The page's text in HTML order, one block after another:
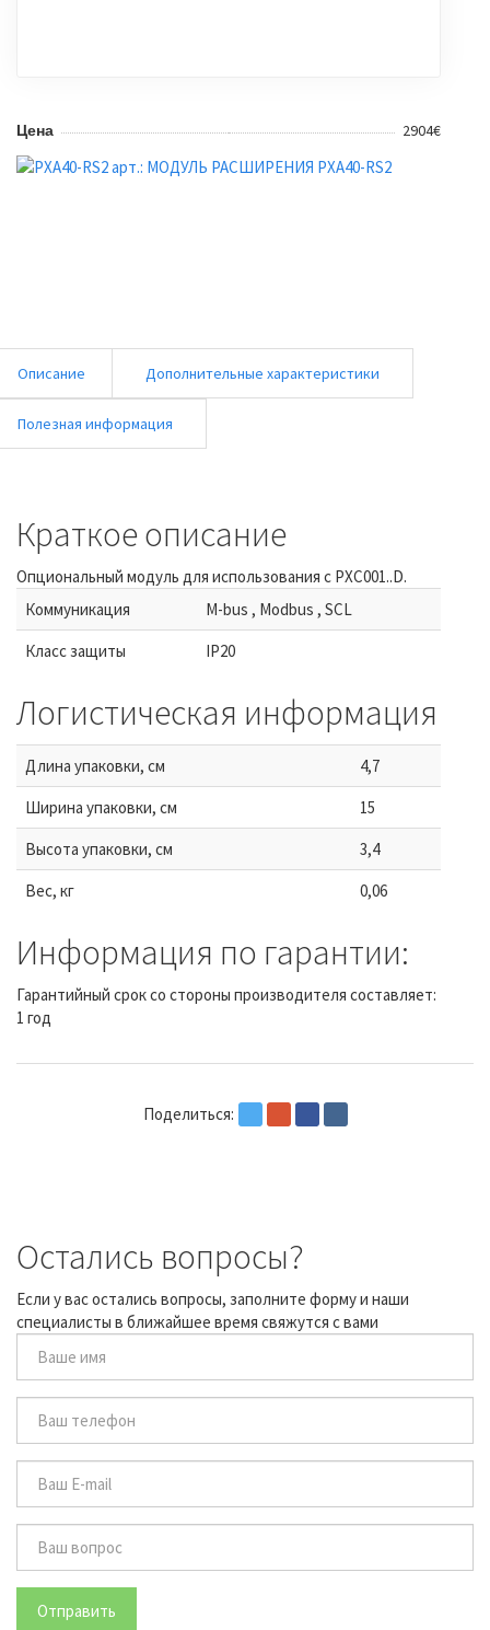
Цена 2904€
Описание Дополнительные характеристики
Полезная информация
Краткое описание
Опциональный модуль для использования с PXC001..D.
Коммуникация
M-bus , Modbus , SCL
Класс защиты
IP20
Логистическая информация
Длина упаковки, см
4,7
Ширина упаковки, см
15
Высота упаковки, см
3,4
Вес, кг
0,06
Информация по гарантии:
Гарантийный срок со стороны производителя составляет:
1 год
Поделиться:
Остались вопросы?
Если у вас остались вопросы, заполните форму и наши
специалисты в ближайшее время свяжутся с вами
Отправить